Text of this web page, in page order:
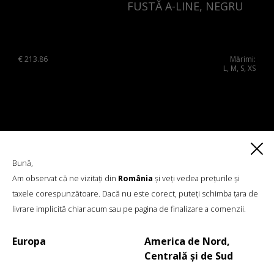
FUSTĂ A-LINE, NEGRU
€213.86
Mărimi:
L, M, S, XS
Bună,
Am observat că ne vizitați din România și veți vedea prețurile și
taxele corespunzătoare. Dacă nu este corect, puteți schimba țara de
livrare implicită chiar acum sau pe pagina de finalizare a comenzii.
Europa
America de Nord,
Centrală și de Sud